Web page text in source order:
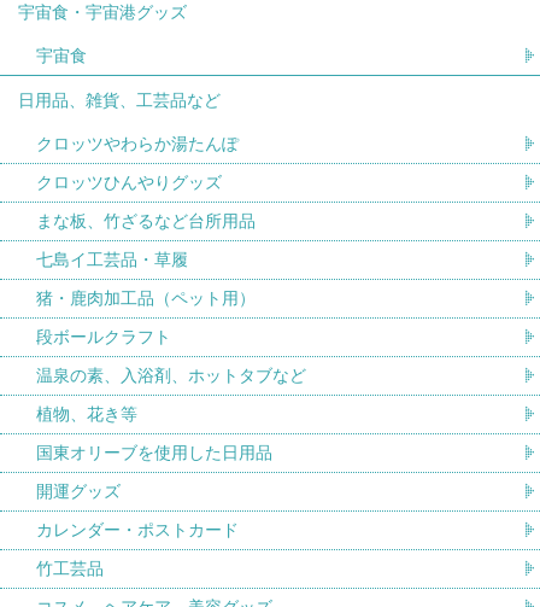
宇宙食・宇宙港グッズ
宇宙食
日用品、雑貨、工芸品など
クロッツやわらか湯たんぽ
クロッツひんやりグッズ
まな板、竹ざるなど台所用品
七島イ工芸品・草履
猪・鹿肉加工品（ペット用）
段ボールクラフト
温泉の素、入浴剤、ホットタブなど
植物、花き等
国東オリーブを使用した日用品
開運グッズ
カレンダー・ポストカード
竹工芸品